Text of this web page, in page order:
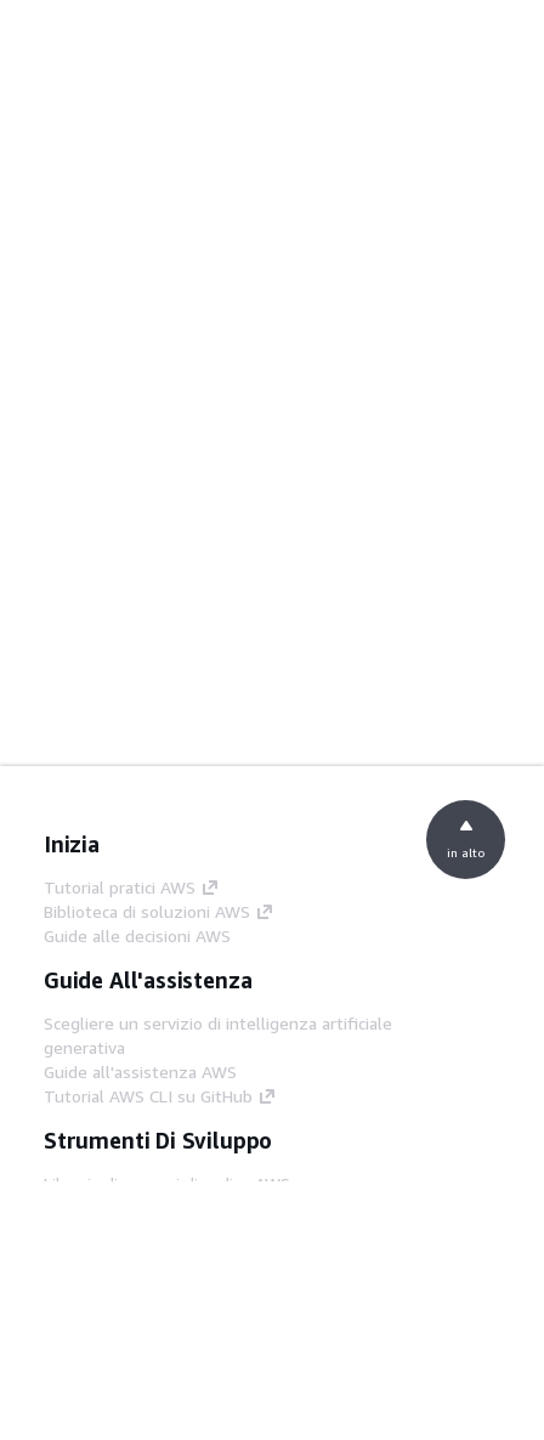
Inizia
Tutorial pratici AWS
Biblioteca di soluzioni AWS
Guide alle decisioni AWS
Guide All'assistenza
Scegliere un servizio di intelligenza artificiale
generativa
Guide all'assistenza AWS
Tutorial AWS CLI su GitHub
Strumenti Di Sviluppo
Libreria di esempi di codice AWS
in alto